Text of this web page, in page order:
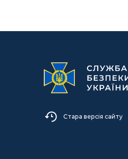
Стара версія сайту